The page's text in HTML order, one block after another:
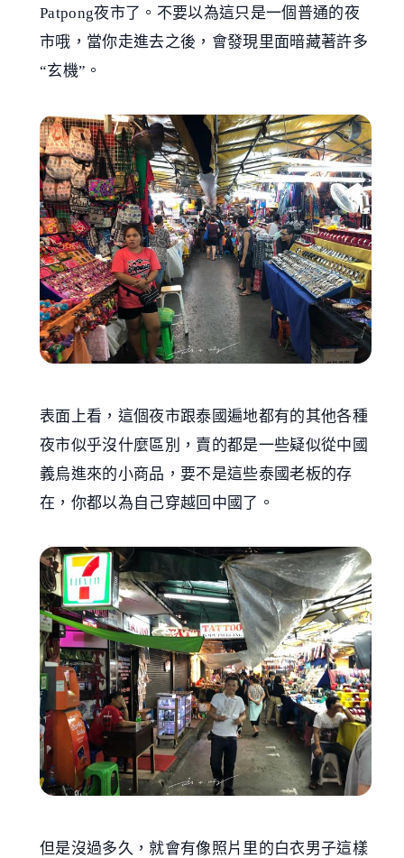
Patpong夜市了。不要以為這只是一個普通的夜
市哦，當你走進去之後，會發現里面暗藏著許多
“玄機”。
表面上看，這個夜市跟泰國遍地都有的其他各種
夜市似乎沒什麼區別，賣的都是一些疑似從中國
義烏進來的小商品，要不是這些泰國老板的存
在，你都以為自己穿越回中國了。
但是沒過多久，就會有像照片里的白衣男子這樣